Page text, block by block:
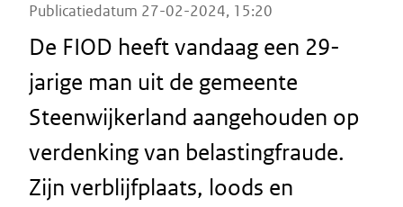
Publicatiedatum 27-02-2024, 15:20
De FIOD heeft vandaag een 29-
jarige man uit de gemeente
Steenwijkerland aangehouden op
verdenking van belastingfraude.
Zijn verblijfplaats, loods en